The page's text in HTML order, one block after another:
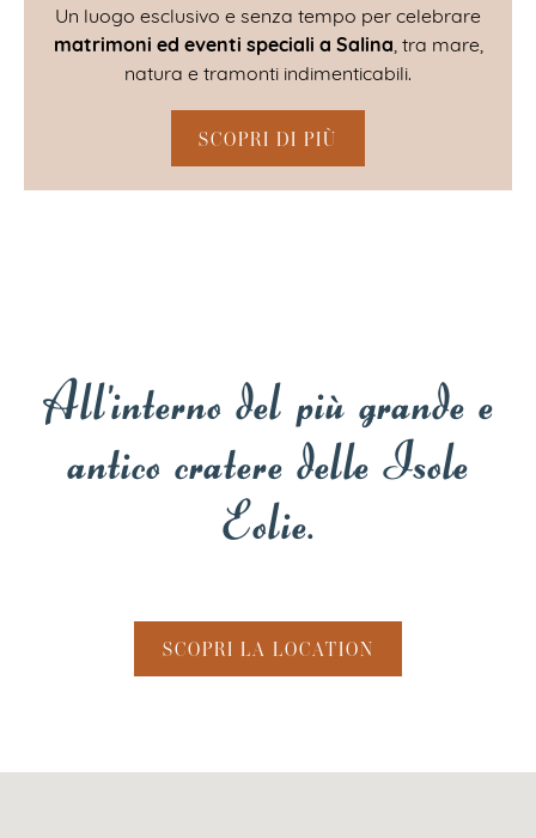
Un luogo esclusivo e senza tempo per celebrare
matrimoni ed eventi speciali a Salina , tra mare,
natura e tramonti indimenticabili.
SCOPRI DI PIÙ
All'interno del più grande e
antico cratere delle Isole
Eolie.
SCOPRI LA LOCATION